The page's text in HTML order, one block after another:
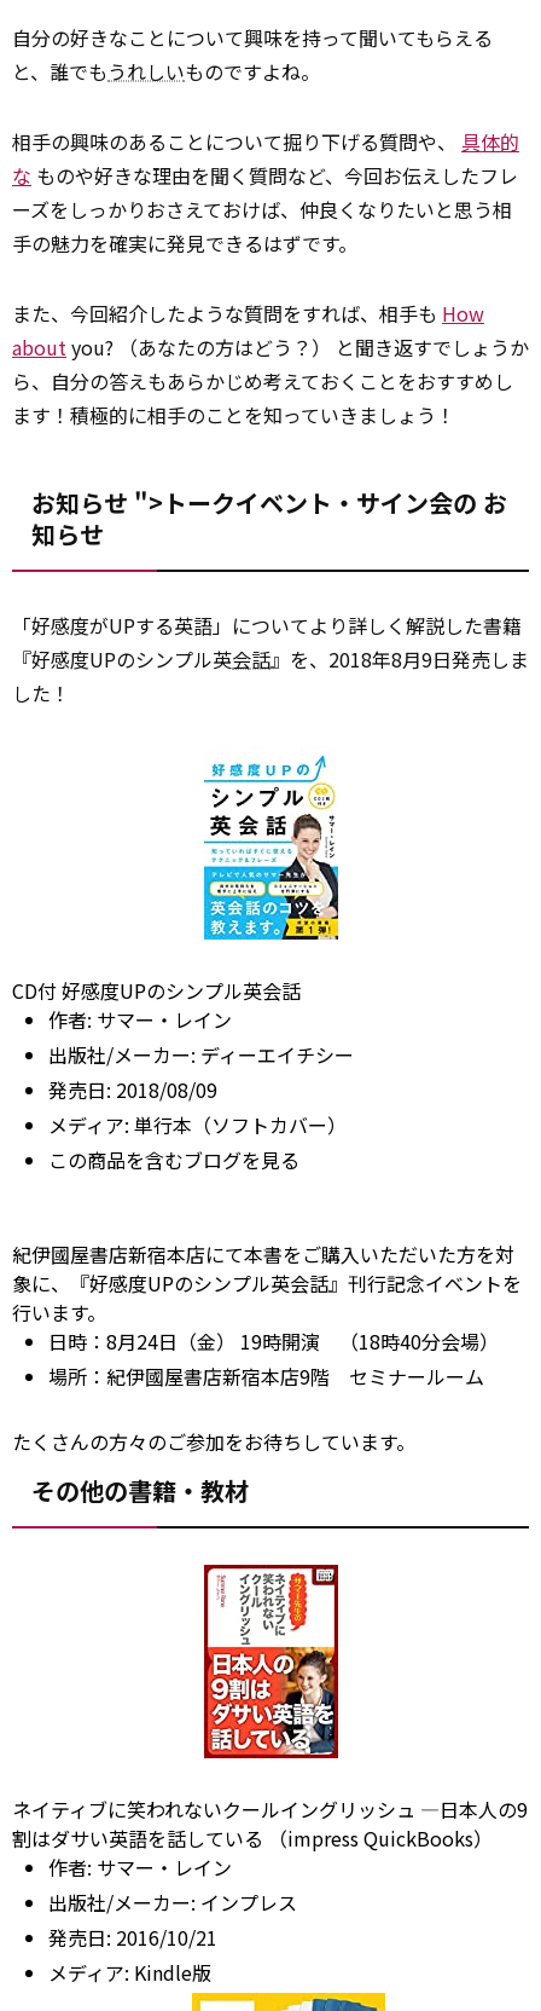
自分の好きなことについて興味を持って聞いてもらえる
と、誰でも うれしいものですよね。
相手の興味のあることについて掘り下げる質問や、 具体的
な ものや好きな理由を聞く質問など、今回お伝えしたフレ
ーズをしっかりおさえておけば、仲良くなりたいと思う相
手の魅力を確実に発見できるはずです。
また、今回紹介したような質問をすれば、相手も How
aboutyou? （あなたの方はどう？） と聞き返すでしょうか
ら、自分の答えもあらかじめ考えておくことをおすすめし
ます！積極的に相手のことを知っていきましょう！
お知らせ ">トークイベント・サイン会の お
知らせ
「好感度がUPする英語」についてより詳しく解説した書籍
『好感度UPのシンプル英会話』を、2018年8月9日発売しま
した！
CD付 好感度UPのシンプル英会話
作者: サマー・レイン
出版社/メーカー: ディーエイチシー
発売日: 2018/08/09
メディア: 単行本（ソフトカバー）
この商品を含むブログを見る
紀伊國屋書店新宿本店にて本書をご購入いただいた方を対
象に、『好感度UPのシンプル英会話』刊行記念イベントを
行います。
日時：8月24日（金） 19時開演 （18時40分会場）
場所：紀伊國屋書店新宿本店9階 セミナールーム
たくさんの方々のご参加をお待ちしています。
その他の書籍・教材
ネイティブに笑われないクールイングリッシュ ―日本人の9
割はダサい英語を話している （impress QuickBooks）
作者: サマー・レイン
出版社/メーカー: インプレス
発売日: 2016/10/21
メディア: Kindle版